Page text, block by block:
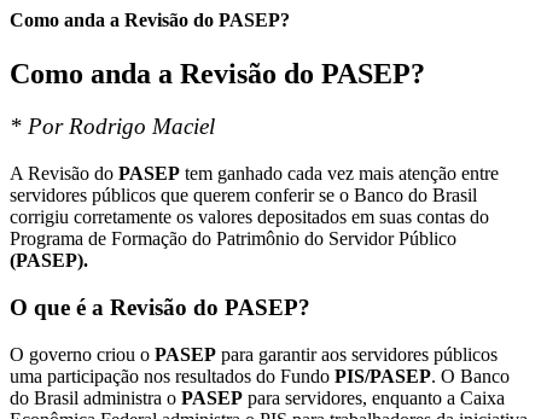
Como anda a Revisão do PASEP?
Como anda a Revisão do PASEP?
* Por Rodrigo Maciel
A Revisão do PASEP tem ganhado cada vez mais atenção entre
servidores públicos que querem conferir se o Banco do Brasil
corrigiu corretamente os valores depositados em suas contas do
Programa de Formação do Patrimônio do Servidor Público
(PASEP).
O que é a Revisão do PASEP?
O governo criou o PASEP para garantir aos servidores públicos
uma participação nos resultados do Fundo PIS/PASEP. O Banco
do Brasil administra o PASEP para servidores, enquanto a Caixa